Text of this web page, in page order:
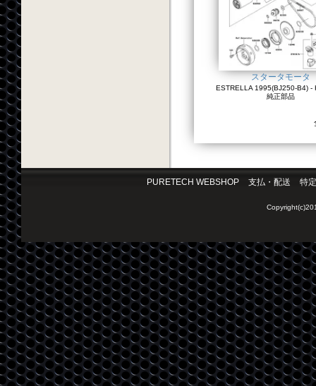
スタータモータ
ESTRELLA 1995(BJ250-B4) -
純正部品
PURETECH WEBSHOP 支払・配送 特